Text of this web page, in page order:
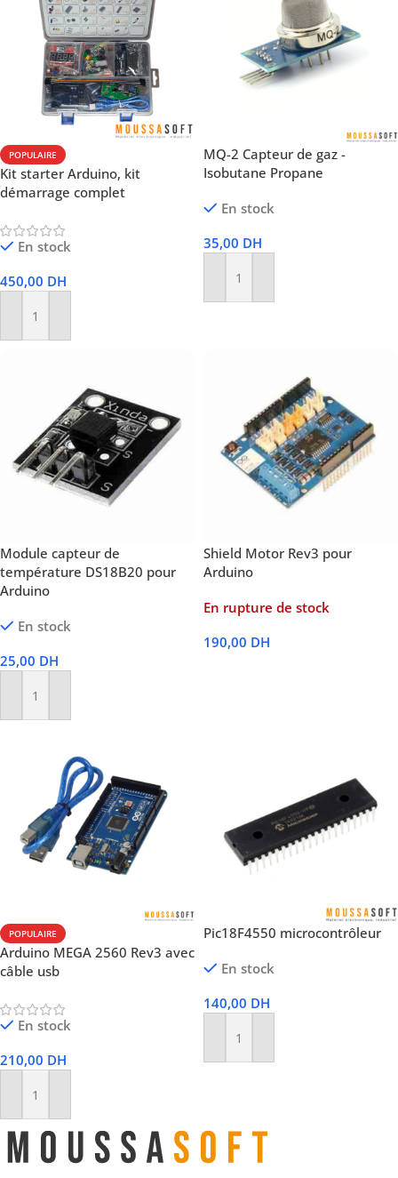
POPULAIRE
Kit starter Arduino, kit
démarrage complet
En stock
450,00 DH
Ajouter Au Panier
MQ-2 Capteur de gaz -
Isobutane Propane
En stock
35,00 DH
Ajouter Au Panier
Module capteur de
température DS18B20 pour
Arduino
En stock
25,00 DH
Ajouter Au Panier
Shield Motor Rev3 pour
Arduino
En rupture de stock
190,00 DH
POPULAIRE
Arduino MEGA 2560 Rev3 avec
câble usb
En stock
210,00 DH
Ajouter Au Panier
Pic18F4550 microcontrôleur
En stock
140,00 DH
Ajouter Au Panier